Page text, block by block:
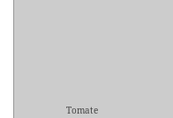
Tomate